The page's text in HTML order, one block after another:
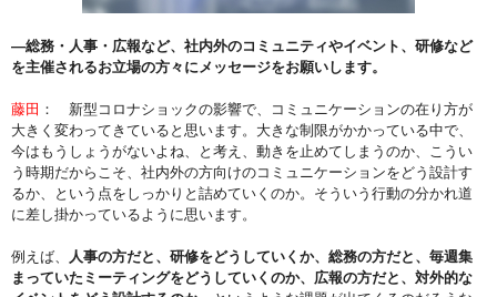
―総務・人事・広報など、社内外のコミュニティやイベント、研修など
を主催されるお立場の方々にメッセージをお願いします。
藤田 ： 新型コロナショックの影響で、コミュニケーションの在り方が
大きく変わってきていると思います。大きな制限がかかっている中で、
今はもうしょうがないよね、と考え、動きを止めてしまうのか、こうい
う時期だからこそ、社内外の方向けのコミュニケーションをどう設計す
るか、という点をしっかりと詰めていくのか。そういう行動の分かれ道
に差し掛かっているように思います。
例えば、 人事の方だと、研修をどうしていくか、総務の方だと、毎週集
まっていたミーティングをどうしていくのか、広報の方だと、対外的な